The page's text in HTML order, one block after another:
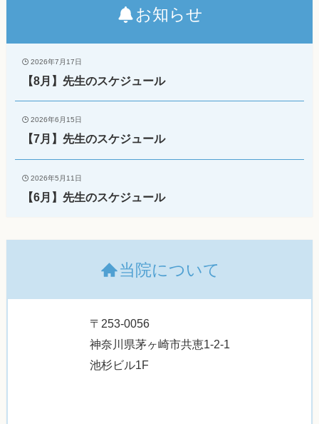
お知らせ
2026年7月17日
【8月】先生のスケジュール
2026年6月15日
【7月】先生のスケジュール
2026年5月11日
【6月】先生のスケジュール
当院について
〒253-0056
神奈川県茅ヶ崎市共恵1-2-1
池杉ビル1F